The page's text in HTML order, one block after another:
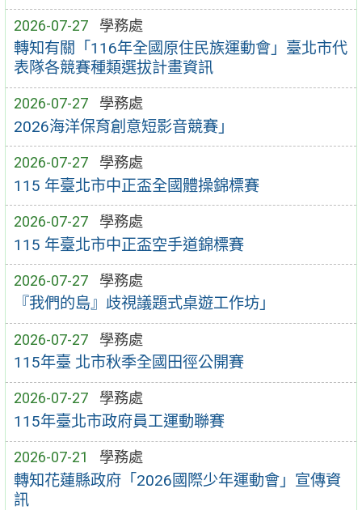
2026-07-27 學務處
轉知有關「116年全國原住民族運動會」臺北市代
表隊各競賽種類選拔計畫資訊
2026-07-27 學務處
2026海洋保育創意短影音競賽」
2026-07-27 學務處
115 年臺北市中正盃全國體操錦標賽
2026-07-27 學務處
115 年臺北市中正盃空手道錦標賽
2026-07-27 學務處
『我們的島』歧視議題式桌遊工作坊」
2026-07-27 學務處
115年臺 北市秋季全國田徑公開賽
2026-07-27 學務處
115年臺北市政府員工運動聯賽
2026-07-21 學務處
轉知花蓮縣政府「2026國際少年運動會」宣傳資
訊